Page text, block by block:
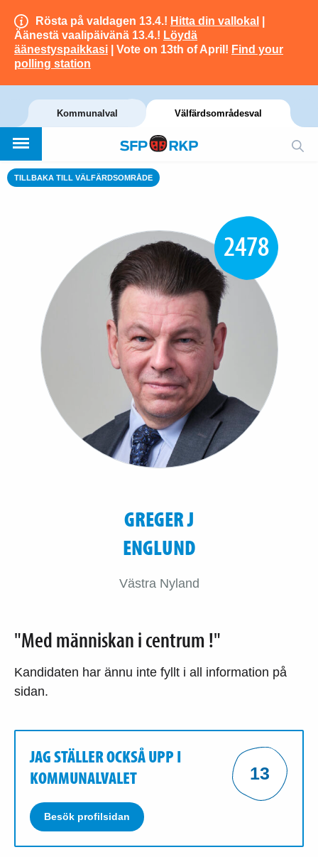
Rösta på valdagen 13.4.! Hitta din vallokal
Äänestä vaalipäivänä 13.4.! Löydä
äänestyspaikkasi | Vote on 13th of April! Find your
polling station
Kommunalval Välfärdsområdesval
TILLBAKA TILL VÄLFÄRDSOMRÅDE
2478
GREGER J
ENGLUND
Västra Nyland
"Med människan i centrum !"
Kandidaten har ännu inte fyllt i all information på
sidan.
JAG STÄLLER OCKSÅ UPP I
KOMMUNALVALET
Besök profilsidan
13